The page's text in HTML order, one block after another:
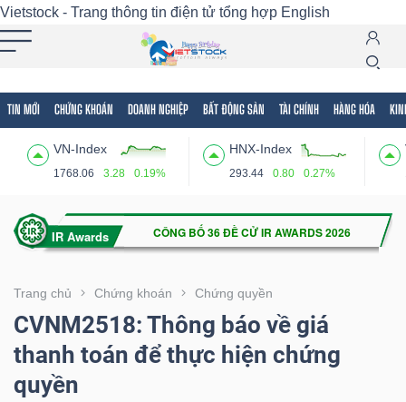
Vietstock - Trang thông tin điện tử tổng hợp English
TIN MỚI CHỨNG KHOÁN DOANH NGHIỆP BẤT ĐỘNG SẢN TÀI CHÍNH HÀNG HÓA
VN-Index
1768.06 3.28 0.19%
HNX-Index
293.44 0.80 0.27%
Trang chủ Chứng khoán Chứng quyền
CVNM2518: Thông báo về giá
thanh toán để thực hiện chứng
quyền
Tất cả Tính năng Ngành Mã chứng khoán
Tính
(-)
VIETSTOCK
CHỨNG
KHOÁN